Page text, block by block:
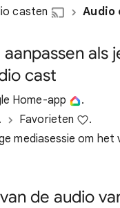
casten Audio
als
cast
Home-app
.
. Favorieten
.
mediasessie om het
de audio